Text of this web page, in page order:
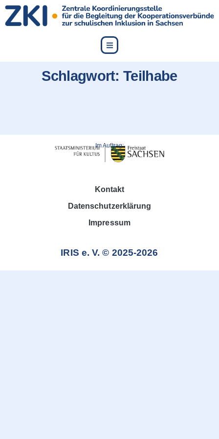
content
Schlagwort:Teilhabe
Im Auftrag:
Kontakt
Datenschutzerklärung
Impressum
IRIS e. V. © 2025-2026